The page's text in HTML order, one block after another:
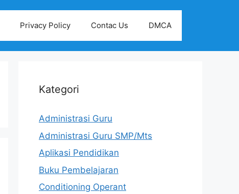
Privacy Policy Contac Us DMCA
Kategori
Administrasi Guru
Administrasi Guru SMP/Mts
Aplikasi Pendidikan
Buku Pembelajaran
Conditioning Operant